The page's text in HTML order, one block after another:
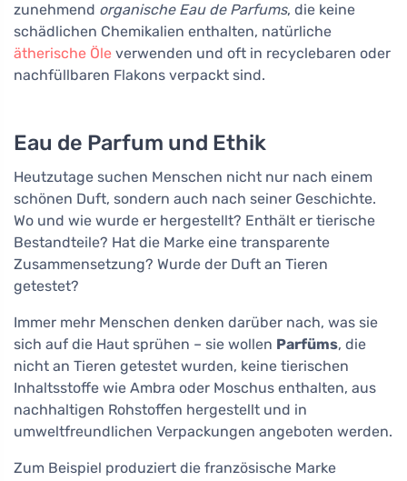
zunehmend organische Eau de Parfums, die keine
schädlichen Chemikalien enthalten, natürliche
ätherische Öle verwenden und oft in recyclebaren oder
nachfüllbaren Flakons verpackt sind.
Eau de Parfum und Ethik
Heutzutage suchen Menschen nicht nur nach einem
schönen Duft, sondern auch nach seiner Geschichte.
Wo und wie wurde er hergestellt? Enthält er tierische
Bestandteile? Hat die Marke eine transparente
Zusammensetzung? Wurde der Duft an Tieren
getestet?
Immer mehr Menschen denken darüber nach, was sie
sich auf die Haut sprühen – sie wollen Parfüms, die
nicht an Tieren getestet wurden, keine tierischen
Inhaltsstoffe wie Ambra oder Moschus enthalten, aus
nachhaltigen Rohstoffen hergestellt und in
umweltfreundlichen Verpackungen angeboten werden.
Zum Beispiel produziert die französische Marke